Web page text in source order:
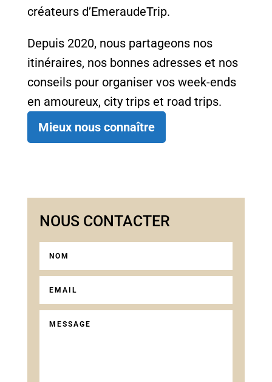
créateurs d’EmeraudeTrip.
Depuis 2020, nous partageons nos
itinéraires, nos bonnes adresses et nos
conseils pour organiser vos week-ends
en amoureux, city trips et road trips.
Mieux nous connaître
NOUS CONTACTER